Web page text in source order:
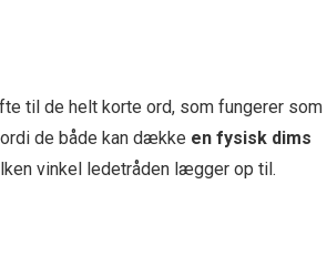
til de helt korte ord, som fungerer som
de både kan dække en fysisk dims
vinkel ledetråden lægger op til.